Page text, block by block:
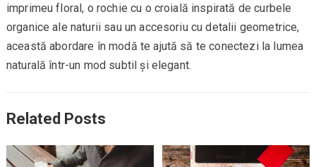
imprimeu floral, o rochie cu o croială inspirată de curbele
organice ale naturii sau un accesoriu cu detalii geometrice,
această abordare în modă te ajută să te conectezi la lumea
naturală într-un mod subtil și elegant.
Related Posts